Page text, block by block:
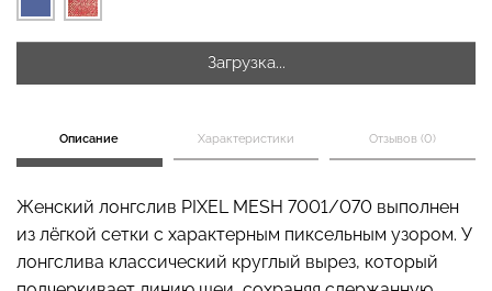
Загрузка...
Описание Характеристики Отзывов (0)
Женский лонгслив PIXEL MESH 7001/070 выполнен
из лёгкой сетки с характерным пиксельным узором. У
лонгслива классический круглый вырез, который
384 грн.549 грн.